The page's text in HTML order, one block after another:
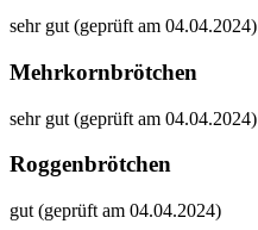
sehr gut (geprüft am 04.04.2024)
Mehrkornbrötchen
sehr gut (geprüft am 04.04.2024)
Roggenbrötchen
gut (geprüft am 04.04.2024)